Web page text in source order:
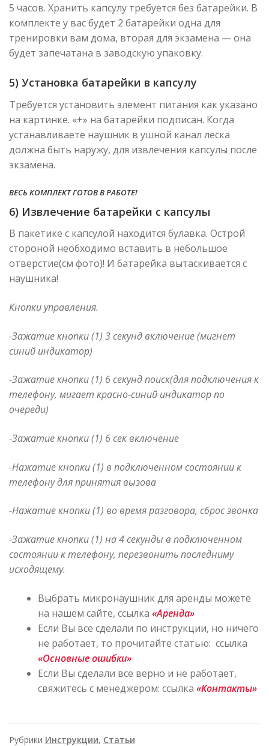
5 часов. Хранить капсулу требуется без батарейки. В
комплекте у вас будет 2 батарейки одна для
тренировки вам дома, вторая для экзамена — она
будет запечатана в заводскую упаковку.
5) Установка батарейки в капсулу
Требуется установить элемент питания как указано
на картинке. «+» на батарейки подписан. Когда
устанавливаете наушник в ушной канал леска
должна быть наружу, для извлечения капсулы после
экзамена.
ВЕСЬ КОМПЛЕКТ ГОТОВ В РАБОТЕ!
6) Извлечение батарейки с капсулы
В пакетике с капсулой находится булавка. Острой
стороной необходимо вставить в небольшое
отверстие(см фото)! И батарейка вытаскивается с
наушника!
Кнопки управления.
-Зажатие кнопки (1) 3 секунд включение (мигнет
синий индикатор)
-Зажатие кнопки (1) 6 секунд поиск(для подключения к
телефону, мигает красно-синий индикатор по
очереди)
-Зажатие кнопки (1) 6 сек включение
-Нажатие кнопки (1) в подключенном состоянии к
телефону для принятия вызова
-Нажатие кнопки (1) во время разговора, сброс звонка
-Зажатие кнопки (1) на 4 секунды в подключенном
состоянии к телефону, перезвонить последниму
исходящему.
Выбрать микронаушник для аренды можете
на нашем сайте, ссылка «Аренда»
Если Вы все сделали по инструкции, но ничего
не работает, то прочитайте статью: ссылка
«Основные ошибки»
Если Вы сделали все верно и не работает,
свяжитесь с менеджером: ссылка «Контакты»
Рубрики Инструкции, Статьи